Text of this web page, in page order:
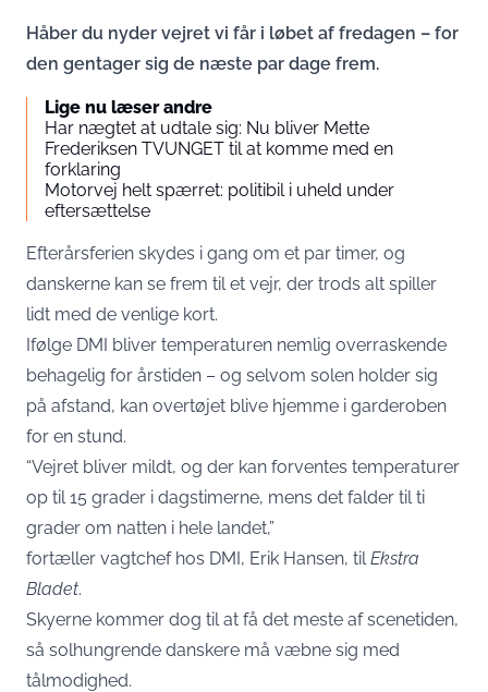
Håber du nyder vejret vi får i løbet af fredagen – for
den gentager sig de næste par dage frem.
Lige nu læser andre
Har nægtet at udtale sig: Nu bliver Mette
Frederiksen TVUNGET til at komme med en
forklaring
Motorvej helt spærret: politibil i uheld under
eftersættelse
Efterårsferien skydes i gang om et par timer, og
danskerne kan se frem til et vejr, der trods alt spiller
lidt med de venlige kort.
Ifølge DMI bliver temperaturen nemlig overraskende
behagelig for årstiden – og selvom solen holder sig
på afstand, kan overtøjet blive hjemme i garderoben
for en stund.
“Vejret bliver mildt, og der kan forventes temperaturer
op til 15 grader i dagstimerne, mens det falder til ti
grader om natten i hele landet,”
fortæller vagtchef hos DMI, Erik Hansen, tilEkstra
Bladet.
Skyerne kommer dog til at få det meste af scenetiden,
så solhungrende danskere må væbne sig med
tålmodighed.